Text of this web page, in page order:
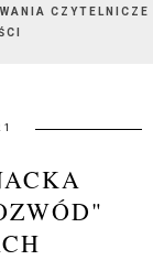
CZYTELNICZE